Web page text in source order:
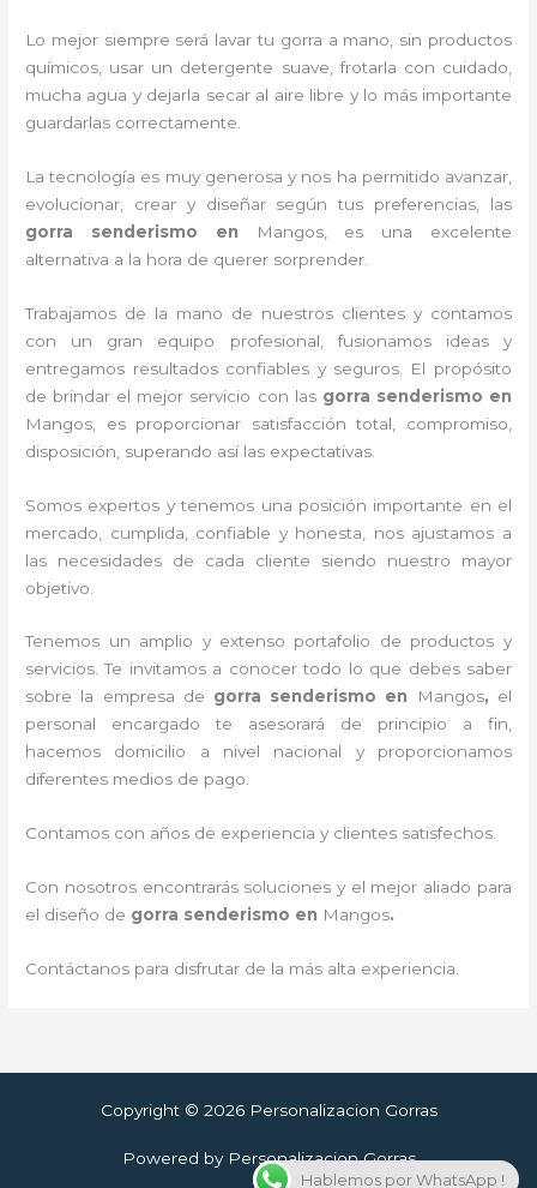
Lo mejor siempre será lavar tu gorra a mano, sin productos
químicos, usar un detergente suave, frotarla con cuidado,
mucha agua y dejarla secar al aire libre y lo más importante
guardarlas correctamente.
La tecnología es muy generosa y nos ha permitido avanzar,
evolucionar, crear y diseñar según tus preferencias, las
gorra senderismo en
Mangos, es una excelente
alternativa a la hora de querer sorprender.
Trabajamos de la mano de nuestros clientes y contamos
con un gran equipo profesional, fusionamos ideas y
entregamos resultados confiables y seguros. El propósito
de brindar el mejor servicio con las gorra senderismo en
Mangos, es proporcionar satisfacción total, compromiso,
disposición, superando así las expectativas.
Somos expertos y tenemos una posición importante en el
mercado, cumplida, confiable y honesta, nos ajustamos a
las necesidades de cada cliente siendo nuestro mayor
objetivo.
Tenemos un amplio y extenso portafolio de productos y
servicios. Te invitamos a conocer todo lo que debes saber
sobre la empresa de gorra senderismo en Mangos, el
personal encargado te asesorará de principio a fin,
hacemos domicilio a nivel nacional y proporcionamos
diferentes medios de pago.
Contamos con años de experiencia y clientes satisfechos.
Con nosotros encontrarás soluciones y el mejor aliado para
el diseño de gorra senderismo en Mangos.
Contáctanos para disfrutar de la más alta experiencia.
Copyright © 2026 Personalizacion Gorras
Powered by Personalizacion Gorras
Hablemos por WhatsApp !